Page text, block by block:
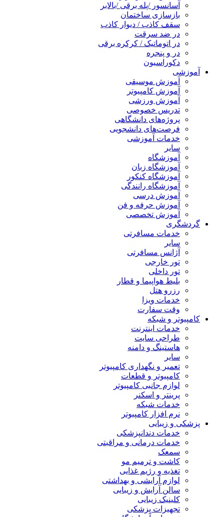
آسانسور /پله برقی /بالابر
بازسازی ساختمان
سقف کاذب / دیوار کاذب
در ضد سرقت
در اتوماتیک / کرکره برقی
در و پنجره
دکوراسیون
آموزشی
آموزش موسیقی
آموزش کامپیوتر
آموزش ورزشی
تدریس خصوصی
پروژه‌های دانشگاهی
فرصت‌های دانشجویی
خدمات آموزشی
سایر
آموزشگاه
آموزشگاه زبان
آموزشگاه کنکور
آموزشگاه رانندگی
آموزش درسی
آموزش حرفه و فن
آموزش تخصصی
گردشگری
خدمات مسافرتی
سایر
آژانس مسافرتی
تور خارجی
تور داخلی
بلیط هواپیما و قطار
رزرو هتل
خدمات ویزا
وقت سفارت
کامپیوتر و شبکه
خدمات اینترنت
طراحی سایت
هاستینگ و دامنه
سایر
تعمیر و نگهداری کامپیوتر
کامپیوتر و قطعات
لوازم جانبی کامپیوتر
پرینتر و اسکنر
خدمات شبکه
نرم افزار کامپیوتر
پزشکی و زیبایی
خدمات دندانپزشکی
خدمات درمانی و مراقبتی
سمعک
کاشت و ترمیم مو
تغذیه و رژیم غذایی
لوازم آرایشی و بهداشتی
سالن آرایش و زیبایی
کلینیک زیبایی
تجهیزات پزشکی